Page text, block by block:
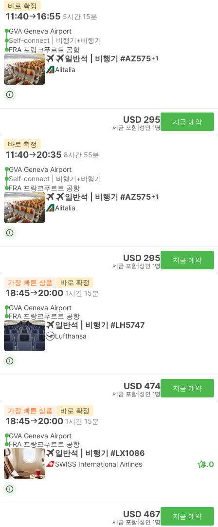
바로 확정
11:40 16:55 5시간 15분
GVA Geneva Airport
Self-connect | 비행기+비행기
FRA 프랑크푸르트 공항
일반석 | 비행기 #AZ575 +1
Alitalia
USD 295
세금 포함 성인 1명
지금 예약
바로 확정
11:40 20:35 8시간 55분
GVA Geneva Airport
Self-connect | 비행기+비행기
FRA 프랑크푸르트 공항
일반석 | 비행기 #AZ575 +1
Alitalia
USD 295
세금 포함 성인 1명
지금 예약
가장 빠른 상품 바로 확정
18:45 20:00 1시간 15분
GVA Geneva Airport
FRA 프랑크푸르트 공항
일반석 | 비행기 #LH5747
Lufthansa
USD 474
세금 포함 성인 1명
지금 예약
가장 빠른 상품 바로 확정
18:45 20:00 1시간 15분
GVA Geneva Airport
FRA 프랑크푸르트 공항
일반석 | 비행기 #LX1086
SWISS International Airlines 4.0
USD 467
세금 포함 성인 1명
지금 예약